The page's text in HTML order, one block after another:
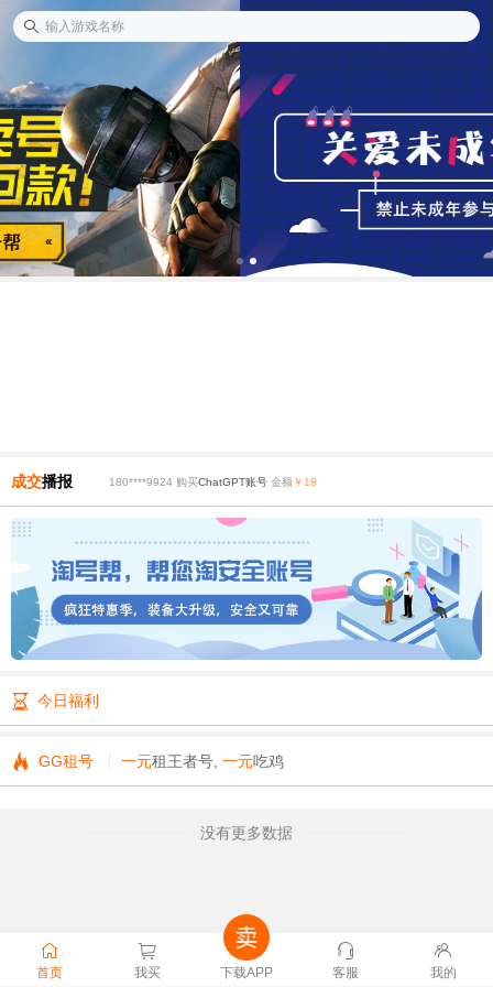
成交播报 180****9924 购买ChatGPT账号 金额￥18
173****3196 购买ChatGPT账号金额￥18
185****2656 购买ChatGPT账号金额￥18
180****7538 购买ChatGPT账号金额￥18
152****2781 购买ChatGPT账号 金额￥18
136****6619 购买 ChatGPT账号金额￥18
133****8822 购买ChatGPT账号金额￥18
 今日福利
 GG租号 一元租王者号, 一元吃鸡
没有更多数据
首页 我买 下载APP 客服 我的